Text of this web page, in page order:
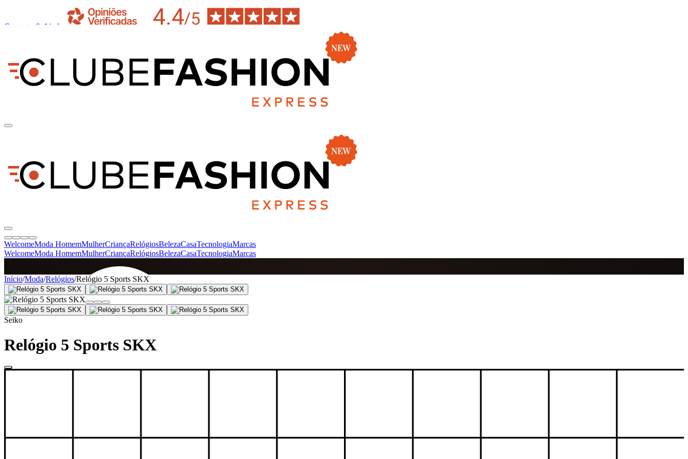
Contacto & Ajuda
WelcomeModa HomemMulherCriançaRelógiosBelezaCasaTecnologiaMarcas
WelcomeModa HomemMulherCriançaRelógiosBelezaCasaTecnologiaMarcas
SINCE 2005
+de 36.000 reviews
Início/Moda/Relógios/Relógio 5 Sports SKX
Seiko
Relógio 5 Sports SKX